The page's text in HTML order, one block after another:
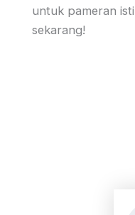
untuk pameran
sekarang!